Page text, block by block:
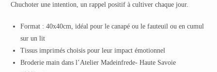
Chuchoter une intention, un rappel positif à cultiver chaque jour.
Format : 40x40cm, idéal pour le canapé ou le fauteuil ou en cumul
sur un lit
Tissus imprimés choisis pour leur impact émotionnel
Broderie main dans l’Atelier Madeinfrede- Haute Savoie